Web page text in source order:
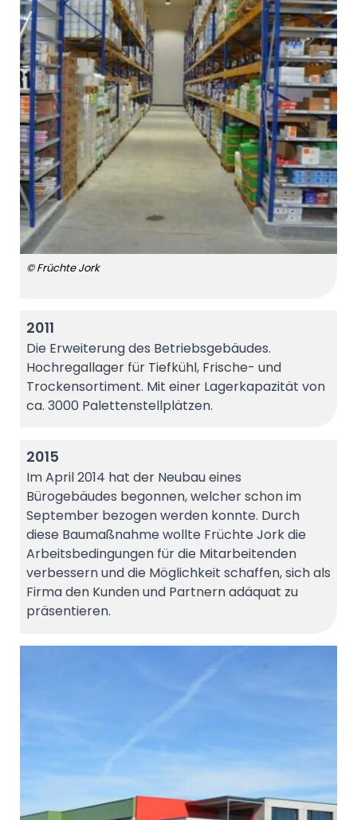
© Früchte Jork
2011
Die Erweiterung des Betriebsgebäudes.
Hochregallager für Tiefkühl, Frische- und
Trockensortiment. Mit einer Lagerkapazität von
ca. 3000 Palettenstellplätzen.
2015
Im April 2014 hat der Neubau eines
Bürogebäudes begonnen, welcher schon im
September bezogen werden konnte. Durch
diese Baumaßnahme wollte Früchte Jork die
Arbeitsbedingungen für die Mitarbeitenden
verbessern und die Möglichkeit schaffen, sich als
Firma den Kunden und Partnern adäquat zu
präsentieren.